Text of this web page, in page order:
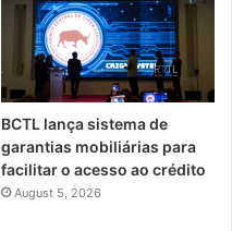
BCTL lança sistema de
garantias mobiliárias para
facilitar o acesso ao crédito
August 5, 2026